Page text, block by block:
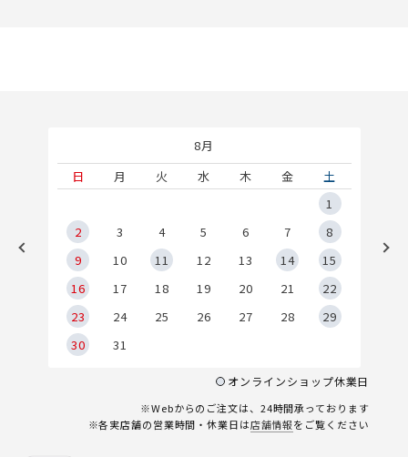
8月
日
月 火 水 木 金
土
1
2
3 4 5 6 7
8
9
10 11 12 13 14
15
16
17 18 19 20 21
22
23
24 25 26 27 28
29
30
31
オンラインショップ休業日
※Webからのご注文は、24時間承っております
※各実店舗の営業時間・休業日は店舗情報をご覧ください